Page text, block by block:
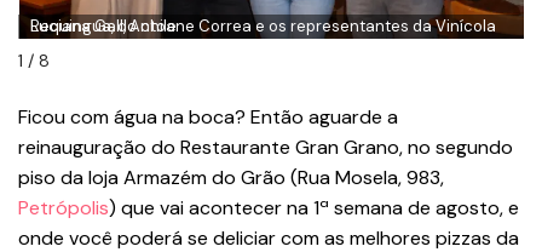
Luciana Gall, Antoane Correa e os representantes da Vinícola Requingua, do chile
1 / 8
Ficou com água na boca? Então aguarde a
reinauguração do Restaurante Gran Grano, no segundo
piso da loja Armazém do Grão (Rua Mosela, 983,
Petrópolis) que vai acontecer na 1ª semana de agosto, e
onde você poderá se deliciar com as melhores pizzas da